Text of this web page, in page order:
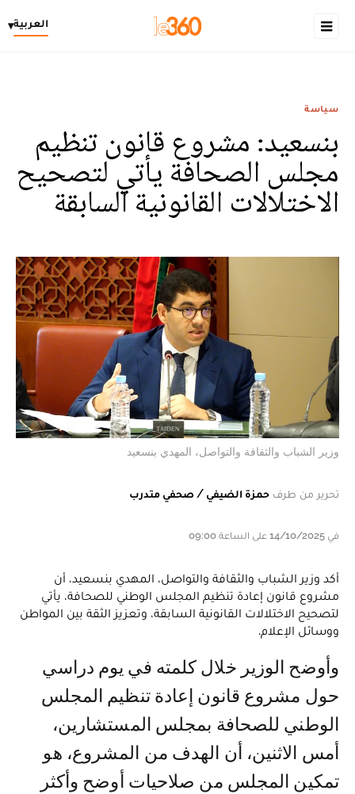
العربية▾
سياسة
بنسعيد: مشروع قانون تنظيم
مجلس الصحافة يأتي لتصحيح
الاختلالات القانونية السابقة
وزير الشباب والثقافة والتواصل، المهدي بنسعيد
تحرير من طرف حمزة الضيفي / صحفي متدرب
في 14/10/2025 على الساعة 09:00
أكد وزير الشباب والثقافة والتواصل، المهدي بنسعيد، أن
مشروع قانون إعادة تنظيم المجلس الوطني للصحافة، يأتي
لتصحيح الاختلالات القانونية السابقة، وتعزيز الثقة بين المواطن
ووسائل الإعلام.
وأوضح الوزير خلال كلمته في يوم دراسي
حول مشروع قانون إعادة تنظيم المجلس
الوطني للصحافة بمجلس المستشارين،
أمس الاثنين، أن الهدف من المشروع، هو
تمكين المجلس من صلاحيات أوضح وأكثر